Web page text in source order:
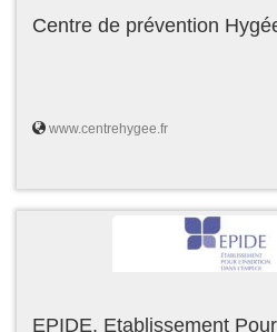
Centre de prévention
www.centrehygee.fr
EPIDE, Etablissement